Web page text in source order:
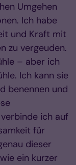
Umgehen
Ich habe
und Kraft mit
zu vergeuden.
– aber ich
Ich kann sie
benennen und
ich auf
für
dieser
ein kurzer